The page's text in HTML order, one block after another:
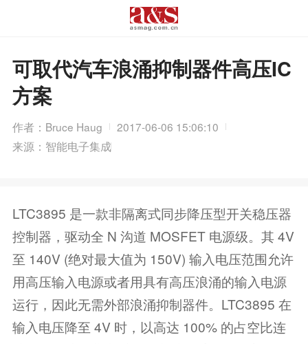
可取代汽车浪涌抑制器件高压IC
方案
作者：Bruce Haug
2017-06-06 15:06:10
来源：智能电子集成
LTC3895 是一款非隔离式同步降压型开关稳压器
控制器，驱动全 N 沟道 MOSFET 电源级。其 4V
至 140V (绝对最大值为 150V) 输入电压范围允许
用高压输入电源或者用具有高压浪涌的输入电源
运行，因此无需外部浪涌抑制器件。LTC3895 在
输入电压降至 4V 时，以高达 100% 的占空比连